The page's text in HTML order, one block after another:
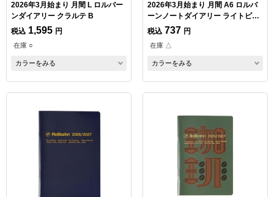
2026年3月始まり 月間 L ロルバー
ンダイアリー クラルテ B
税込 1,595 円
在庫 ○
カラーをみる
2026年3月始まり 月間 A6 ロルバ
ーンノートダイアリー ライトピン
ク
税込 737 円
在庫 △
カラーをみる